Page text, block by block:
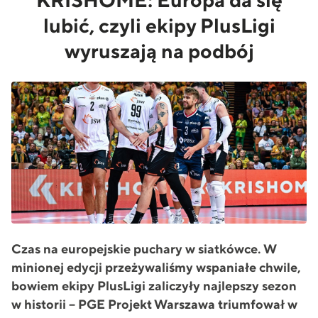
lubić, czyli ekipy PlusLigi
wyruszają na podbój
Czas na europejskie puchary w siatkówce. W
minionej edycji przeżywaliśmy wspaniałe chwile,
bowiem ekipy PlusLigi zaliczyły najlepszy sezon
w historii – PGE Projekt Warszawa triumfował w